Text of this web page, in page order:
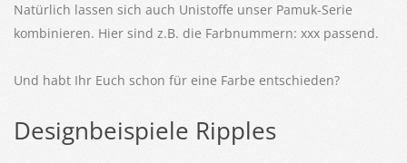
Natürlich lassen sich auch Unistoffe unser Pamuk-Serie
kombinieren. Hier sind z.B. die Farbnummern: xxx passend.
Und habt Ihr Euch schon für eine Farbe entschieden?
Designbeispiele Ripples